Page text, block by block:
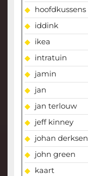
hoofdkussens
iddink
ikea
intratuin
jamin
jan
jan terlouw
jeff kinney
johan derksen
john green
kaart